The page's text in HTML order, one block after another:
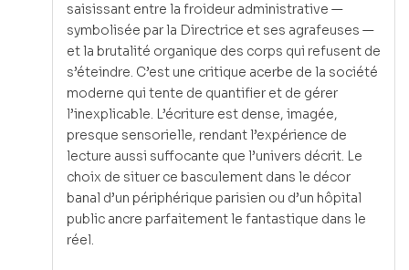
saisissant entre la froideur administrative —
symbolisée par la Directrice et ses agrafeuses —
et la brutalité organique des corps qui refusent de
s’éteindre. C’est une critique acerbe de la société
moderne qui tente de quantifier et de gérer
l’inexplicable. L’écriture est dense, imagée,
presque sensorielle, rendant l’expérience de
lecture aussi suffocante que l’univers décrit. Le
choix de situer ce basculement dans le décor
banal d’un périphérique parisien ou d’un hôpital
public ancre parfaitement le fantastique dans le
réel.